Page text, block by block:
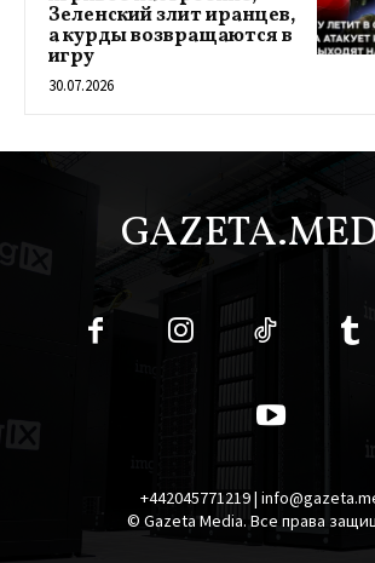
Зеленский злит иранцев,
а курды возвращаются в
игру
30.07.2026
+442045771219 |
© Gazeta Media. Все права